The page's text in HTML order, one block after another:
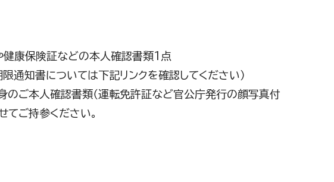
健康保険証などの本人確認書類1点
通知書については下記リンクを確認してください）
ご本人確認書類（運転免許証など官公庁発行の顔写真付
ご持参ください。